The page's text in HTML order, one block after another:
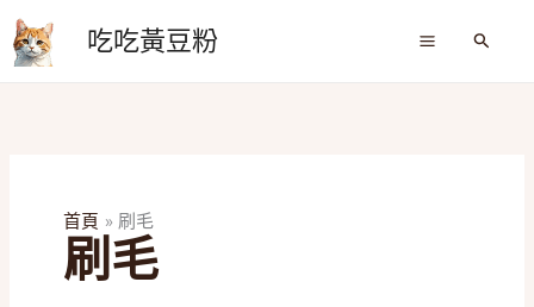
至
主
吃吃黃豆粉
搜
首頁 刷毛
刷毛